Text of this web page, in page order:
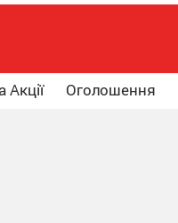
Акції Оголошення